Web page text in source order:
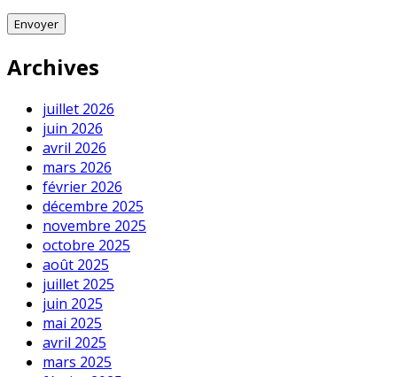
Archives
juillet 2026
juin 2026
avril 2026
mars 2026
février 2026
décembre 2025
novembre 2025
octobre 2025
août 2025
juillet 2025
juin 2025
mai 2025
avril 2025
mars 2025